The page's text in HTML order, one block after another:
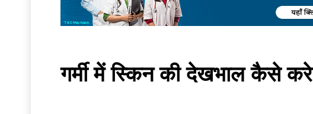
गर्मी में स्किन की देखभाल कैसे करे